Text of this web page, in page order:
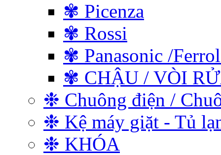
✾ Picenza
✾ Rossi
✾ Panasonic /
✾ CHẬU / VÒI
❉ Chuông điện /
❉ Kệ máy giặt - Tủ
❉ KHÓA